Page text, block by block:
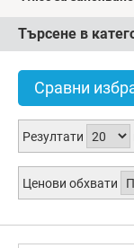
Търсене в
Сравни
Резултати
Ценови обхвати